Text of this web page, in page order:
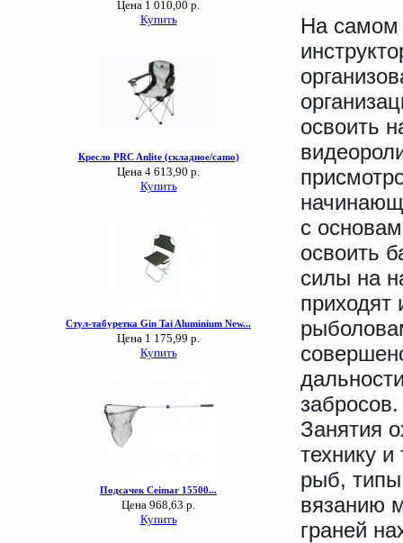
На самом
освоить
с
освоить
силы на
приходят
забросов.
Занятия
технику
рыб,
вязанию
граней